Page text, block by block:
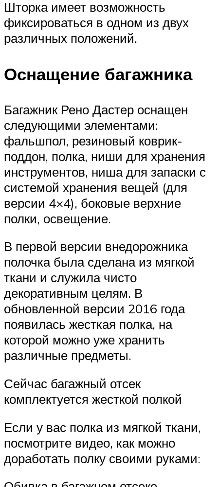
Шторка имеет возможность
фиксироваться в одном из двух
различных положений.
Оснащение багажника
Багажник Рено Дастер оснащен
следующими элементами:
фальшпол, резиновый коврик-
поддон, полка, ниши для хранения
инструментов, ниша для запаски с
системой хранения вещей (для
версии 4×4), боковые верхние
полки, освещение.
В первой версии внедорожника
полочка была сделана из мягкой
ткани и служила чисто
декоративным целям. В
обновленной версии 2016 года
появилась жесткая полка, на
которой можно уже хранить
различные предметы.
Сейчас багажный отсек
комплектуется жесткой полкой
Если у вас полка из мягкой ткани,
посмотрите видео, как можно
доработать полку своими руками: